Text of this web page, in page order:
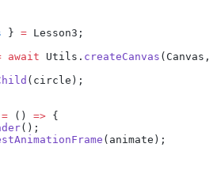
} = Lesson3;
await Utils. createCanvas (Canvas,
(circle);
= () => {
();
(animate);